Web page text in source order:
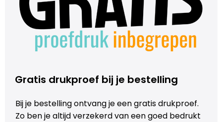
Aktetassen
Schoenentassen
Goodiebags
Gratis drukproef bij je bestelling
Bij je bestelling ontvang je een gratis drukproef.
Zo ben je altijd verzekerd van een goed bedrukt